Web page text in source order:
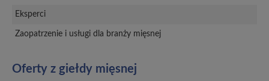
Eksperci
Zaopatrzenie i usługi dla branży mięsnej
Oferty z giełdy mięsnej